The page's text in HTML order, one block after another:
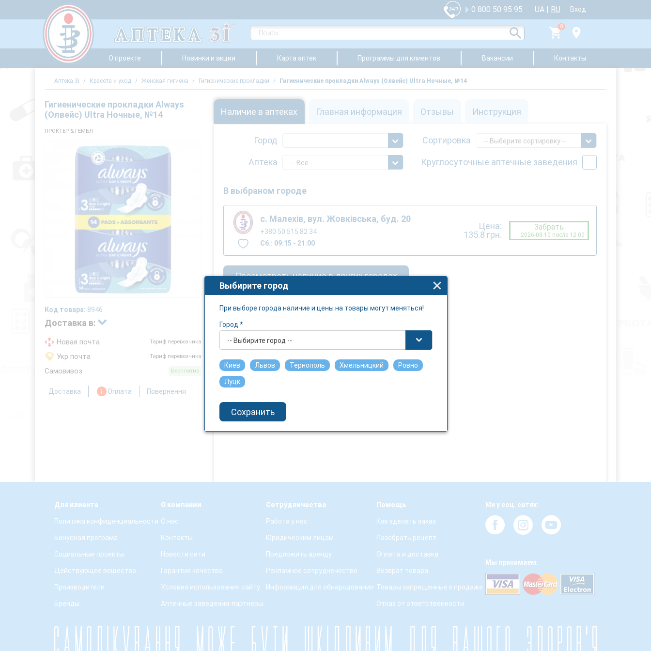
0 800 50 95 95 UA | RU Вход
0
О проекте Новинки и акции Карта аптек Программы для клиентов Вакансии Контакты
Аптека 3i / Красота и уход / Женская гигиена / Гигиенические прокладки / Гигиенические прокладки Always (Олвейс) Ultra Ночные, №14
Гигиенические прокладки Always
(Олвейс) Ultra Ночные, №14
ПРОКТЕР & ГЕМБЛ
Код товара: 8946
Доставка в:
Новая почта Тариф перевозчика
Укр почта Тариф перевозчика
Самовивоз Бесплатно
Доставка Оплата Повернення
Наличие в аптеках Главная информация Отзывы Инструкция
Город
Аптека -- Все --
Сортировка -- Выберите сортировку --
Круглосуточные аптечные заведения
В выбраном городе
с. Малехів, вул. Жовківська, буд. 20
+380 50 515 82 34
Сб.: 09:15 - 21:00
Цена:
135.8 грн.
Забрать
2026-08-10 после 12:00
Просмотреть наличие в других городах
Для клиента
Политика конфиденциальности
Бонусная програма
Социальные проекты
Действующее вещество
Производители
Бренды
О компании
О нас
Контакты
Новости сети
Гарантия качества
Условия использования сайту
Аптечные заведения-партнеры
Сотрудничество
Работа у нас
Юридическим лицам
Предложить аренду
Рекламное сотруднечество
Информация для обнародования
Помощь
Как зделать заказ
Разобрать рецепт
Оплата и доставка
Возврат товара
Товары запрещенные к продаже
Отказ от ответственности
Ми у соц. сетях:
Мы принимаем:
Выбирите город
При выборе города наличие и цены на товары могут меняться!
Город *
-- Выбирите город --
Киев Львов Тернополь Хмельницкий Ровно
Луцк
Сохранить